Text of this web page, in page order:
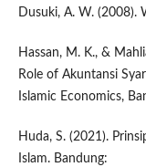
Dusuki, A. W. (2008).
Hassan, M. K., &
Role of Akuntansi
Islamic Economics,
Huda, S. (2021).
Islam. Bandung: